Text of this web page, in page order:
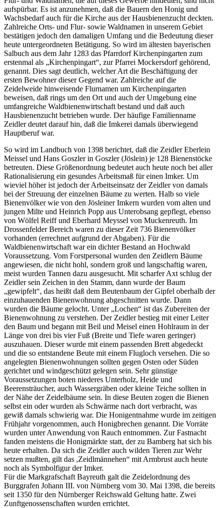
aufspürbar. Es ist anzunehmen, daß die Bauern den Honig und
Wachsbedarf auch für die Kirche aus der Hausbienenzucht deckten.
Zahlreiche Orts- und Flur- sowie Waldnamen in unserem Gebiet
bestätigen jedoch den damaligen Umfang und die Bedeutung dieser
heute untergeordneten Betätigung. So wird im ältesten bayerischen
Salbuch aus dem Jahr 1283 das Pfarrdorf Kirchenpingarten zum
erstenmal als „Kirchenpingart“, zur Pfarrei Mockersdorf gehörend,
genannt. Dies sagt deutlich, welcher Art die Beschäftigung der
ersten Bewohner dieser Gegend war. Zahlreiche auf die
Zeidelweide hinweisende Flurnamen um Kirchenpingarten
beweisen, daß rings um den Ort und auch der Umgebung eine
umfangreiche Waldbienenwirtschaft bestand und daß auch
Hausbienenzucht betrieben wurde. Der häufige Familienname
Zeidler deutet darauf hin, daß die Imkerei damals überwiegend
Hauptberuf war.
So wird im Landbuch von 1398 berichtet, daß die Zeidler Eberlein
Meissel und Hans Goszler in Goszler (Jöslein) je 128 Bienenstöcke
betreuten. Diese Größenordnung bedeutet auch heute noch bei aller
Rationalisierung ein gesundes Arbeitsmaß für einen Imker. Um
wieviel höher ist jedoch der Arbeitseinsatz der Zeidler von damals
bei der Streuung der einzelnen Bäume zu werten. Halb so viele
Bienenvölker wie von den Jösleiner Imkern wurden vom alten und
jungen Milte und Heinrich Popp aus Unterobsang gepflegt, ebenso
von Wölfel Reiff und Eberhard Meyssel von Muckenreuth. Im
Drossenfelder Bereich waren zu dieser Zeit 736 Bienenvölker
vorhanden (errechnet aufgrund der Abgaben). Für die
Waldbienenwirtschaft war ein dichter Bestand an Hochwald
Voraussetzung. Vom Forstpersonal wurden den Zeidlern Bäume
angewiesen, die nicht hohl, sondern groß und langschaftig waren,
meist wurden Tannen dazu ausgesucht. Mit scharfer Axt schlug der
Zeidler sein Zeichen in den Stamm, dann wurde der Baum
„gewipfelt“, das heißt daß dem Beutenbaum der Gipfel oberhalb der
einzuhauenden Bienenwohnung abgeschnitten wurde. Dann
wurden die Bäume gelocht. Unter „Lochen“ ist das Zubereiten der
Bienenwohnung zu verstehen. Der Zeidler bestieg mit einer Leiter
den Baum und begann mit Beil und Meisel einen Hohlraum in der
Länge von drei bis vier Fuß (Breite und Tiefe waren geringer)
auszuhauen. Dieser wurde mit einem passenden Brett abgedeckt
und die so entstandene Beute mit einem Flugloch versehen. Die so
angelegten Bienenwohnungen sollten gegen Osten oder Süden
gerichtet und windgeschützt gelegen sein. Sehr günstige
Voraussetzungen boten niederes Unterholz, Heide und
Beerensträucher, auch Wassergräben oder kleine Teiche sollten in
der Nähe der Zeidelbäume sein. In diese Beuten zogen die Bienen
selbst ein oder wurden als Schwärme nach dort verbracht, was
gewiß damals schwierig war. Die Honigentnahme wurde im zeitigen
Frühjahr vorgenommen, auch Honigbrechen genannt. Die Vorräte
wurden unter Anwendung von Rauch entnommen. Zur Fastnacht
fanden meistens die Honigmärkte statt, der zu Bamberg hat sich bis
heute erhalten. Da sich die Zeidler auch wilden Tieren zur Wehr
setzen mußten, gilt das ,Zeidlmännehen“ mit Armbrust auch heute
noch als Symbolfigur der Imker.
Für die Markgrafschaft Bayreuth galt die Zeidelordnung des
Burggrafen Johann III. von Nürnberg vom 30. Mai 1398, die bereits
seit 1350 für den Nürnberger Reichswald Geltung hatte. Zwei
Zunftgenossenschaften wurden errichtet.